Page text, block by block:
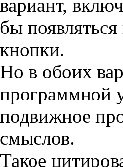
вариант,
бы
кнопки.
Но в обоих
программной
подвижное
смыслов.
Такое